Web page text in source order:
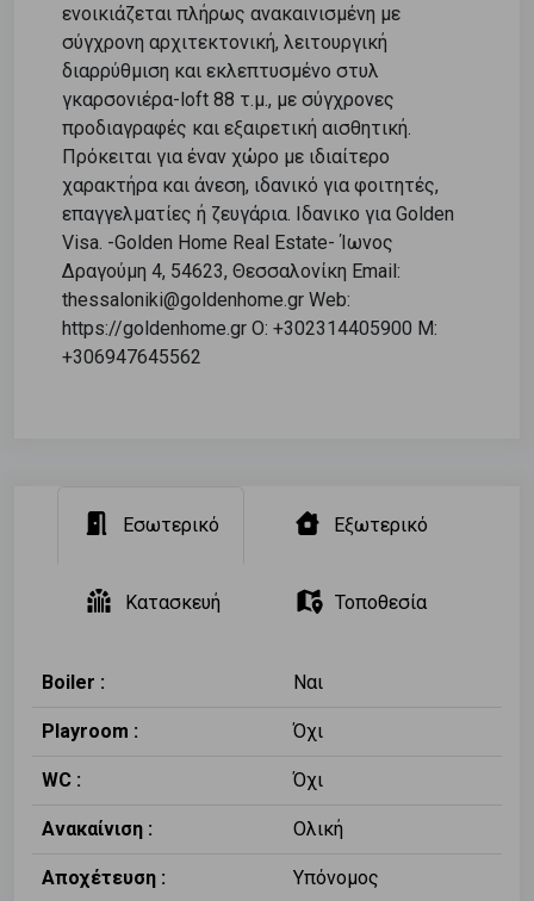
ενοικιάζεται πλήρως ανακαινισμένη με
σύγχρονη αρχιτεκτονική, λειτουργική
διαρρύθμιση και εκλεπτυσμένο στυλ
γκαρσονιέρα-loft 88 τ.μ., με σύγχρονες
προδιαγραφές και εξαιρετική αισθητική.
Πρόκειται για έναν χώρο με ιδιαίτερο
χαρακτήρα και άνεση, ιδανικό για φοιτητές,
επαγγελματίες ή ζευγάρια. Ιδανικο για Golden
Visa. -Golden Home Real Estate- Ίωνος
Δραγούμη 4, 54623, Θεσσαλονίκη Email:
thessaloniki@goldenhome.gr Web:
https://goldenhome.gr O: +302314405900 M:
+306947645562
Εσωτερικό Εξωτερικό
Κατασκευή Τοποθεσία
Boiler : Ναι
Playroom : Όχι
WC : Όχι
Ανακαίνιση : Ολική
Αποχέτευση : Υπόνομος